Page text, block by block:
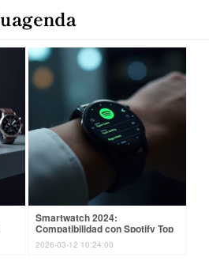
Smartwatch 2024:
Compatibilidad con Spotify Top
Picks
2026-03-12 10:24:00